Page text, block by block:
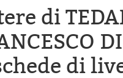
di
di